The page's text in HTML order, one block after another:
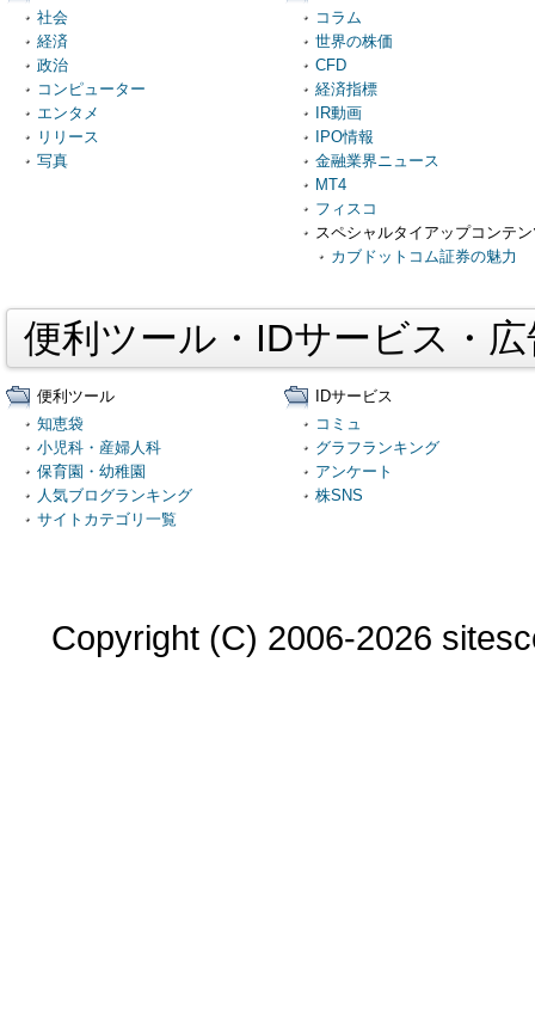
社会
経済
政治
コンピューター
エンタメ
リリース
写真
コラム
世界の株価
CFD
経済指標
IR動画
IPO情報
金融業界ニュース
MT4
フィスコ
スペシャルタイアップコンテ
カブドットコム証券の魅力
便利ツール・IDサービス・
便利ツール
知恵袋
小児科・産婦人科
保育園・幼稚園
人気ブログランキング
サイトカテゴリ一覧
IDサービス
コミュ
グラフランキング
アンケート
株SNS
Copyright (C) 2006-2026